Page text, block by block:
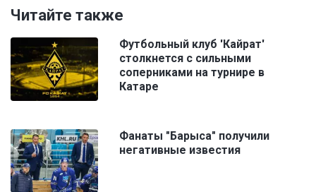
Читайте также
Футбольный клуб 'Кайрат'
столкнется с сильными
соперниками на турнире в
Катаре
Фанаты "Барыса" получили
негативные известия